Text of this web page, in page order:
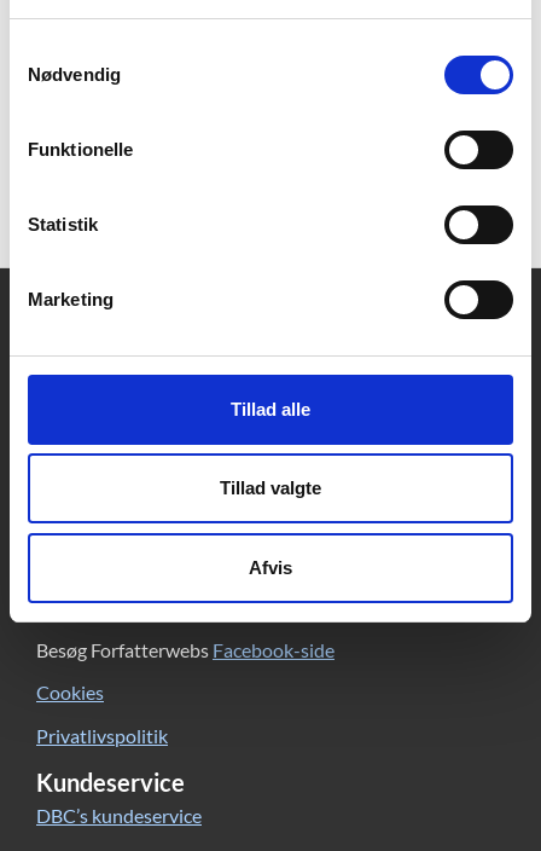
Nødvendig
Funktionelle
Statistik
Marketing
Tillad alle
Tillad valgte
Afvis
mennesker, Berlingske, 2006-04-15.
samtale med levende og døde. Weekendavisen, 2006-
Find og lån i bibliotek.dk:
Linn
Ullmann ”Hukommelsen bluffer hele tiden – præcis
DBC DIGITAL A/S
CVR: 15149043 | EAN: 579 000 126830 5
Skriv til Forfatterweb-redaktionen
Forfatterweb
Tilmeld digForfatterwebs nyhedsbrev
Besøg Forfatterwebs Facebook-side
Cookies
Privatlivspolitik
Kundeservice
DBC’s kundeservice